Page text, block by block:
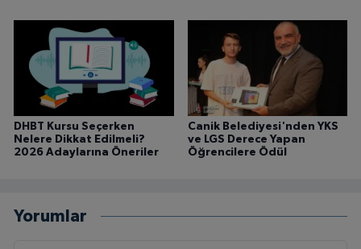
DHBT Kursu Seçerken
Nelere Dikkat Edilmeli?
2026 Adaylarına Öneriler
Canik Belediyesi'nden YKS
ve LGS Derece Yapan
Öğrencilere Ödül
Yorumlar